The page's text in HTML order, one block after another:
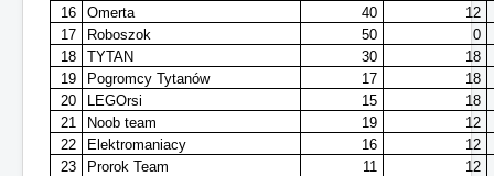
16
Omerta 40
12
17
Roboszok 50
0
18
TYTAN 30
18
19
Pogromcy Tytanów 17
18
20
LEGOrsi 15
18
21
Noob team 19
12
22
Elektromaniacy 16
12
23
Prorok Team 11
12